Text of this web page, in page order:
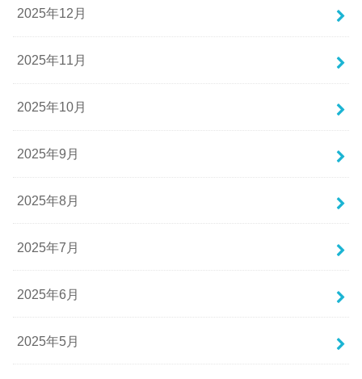
2025年12月
2025年11月
2025年10月
2025年9月
2025年8月
2025年7月
2025年6月
2025年5月